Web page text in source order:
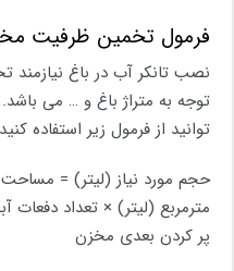
فرمول تخمین ظرفیت
نصب تانکر آب در باغ
توجه به متراژ باغ و … می
توانید از فرمول زیر استفاده
حجم مورد نیاز (لیتر) = مساحت
مترمربع (لیتر) × تعداد دفعات
پر کردن بعدی مخزن